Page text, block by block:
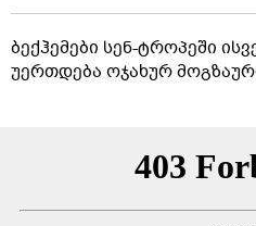
ბექჰემები სენ-ტროპეში
უერთდება ოჯახურ